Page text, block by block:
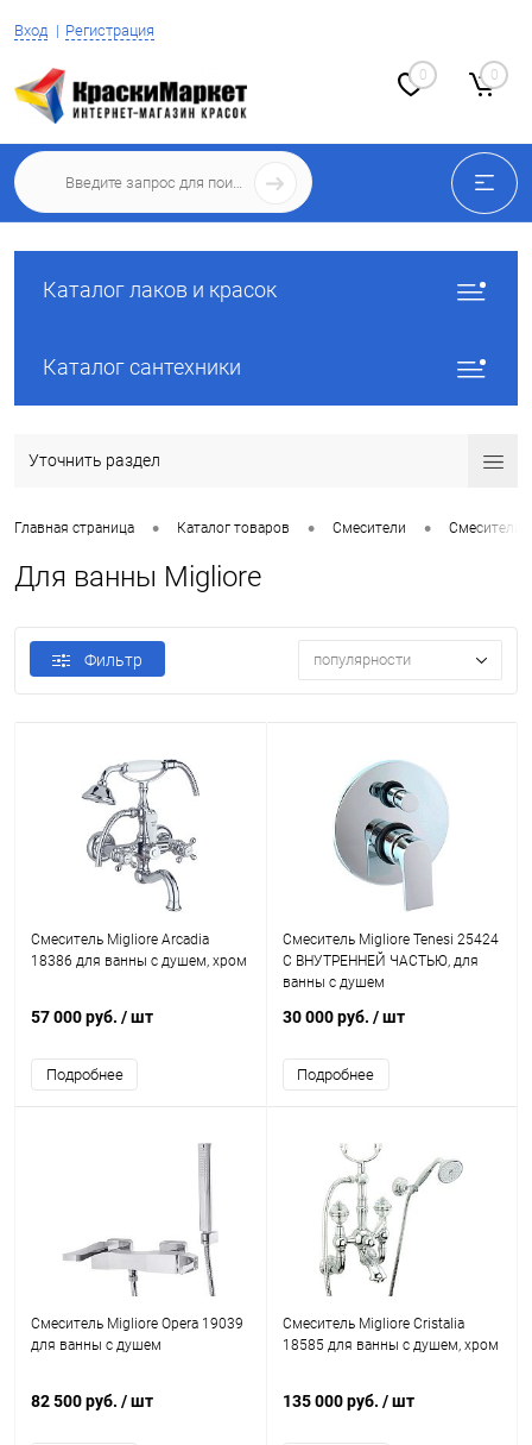
Вход Регистрация
0 0
Каталог лаков и красок
Каталог сантехники
Уточнить раздел
Главная страница • Каталог товаров • Смесители • Смесители
Для ванны Migliore
Фильтр популярности
Смеситель Migliore Arcadia
18386 для ванны с душем, хром
57 000 руб. / шт
Подробнее
Смеситель Migliore Tenesi 25424
С ВНУТРЕННЕЙ ЧАСТЬЮ, для
ванны с душем
30 000 руб. / шт
Подробнее
Смеситель Migliore Opera 19039
для ванны с душем
82 500 руб. / шт
Смеситель Migliore Cristalia
18585 для ванны с душем, хром
135 000 руб. / шт